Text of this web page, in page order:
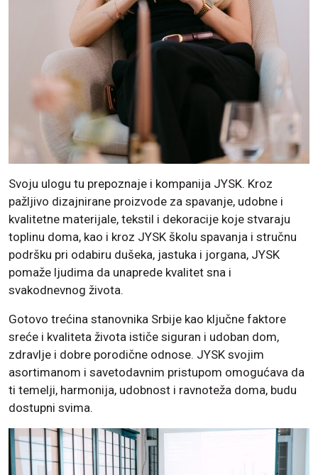
Svoju ulogu tu prepoznaje i kompanija JYSK. Kroz
pažljivo dizajnirane proizvode za spavanje, udobne i
kvalitetne materijale, tekstil i dekoracije koje stvaraju
toplinu doma, kao i kroz JYSK školu spavanja i stručnu
podršku pri odabiru dušeka, jastuka i jorgana, JYSK
pomaže ljudima da unaprede kvalitet sna i
svakodnevnog života.
Gotovo trećina stanovnika Srbije kao ključne faktore
sreće i kvaliteta života ističe siguran i udoban dom,
zdravlje i dobre porodične odnose. JYSK svojim
asortimanom i savetodavnim pristupom omogućava da
ti temelji, harmonija, udobnost i ravnoteža doma, budu
dostupni svima.